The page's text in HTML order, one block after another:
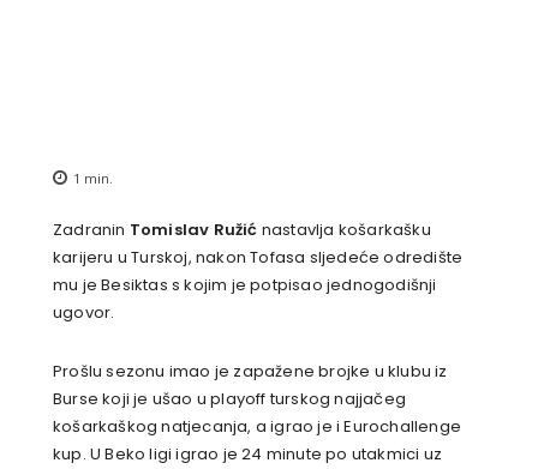
1 min.
Zadranin Tomislav Ružić nastavlja košarkašku
karijeru u Turskoj, nakon Tofasa sljedeće odredište
mu je Besiktas s kojim je potpisao jednogodišnji
ugovor.
Prošlu sezonu imao je zapažene brojke u klubu iz
Burse koji je ušao u playoff turskog najjačeg
košarkaškog natjecanja, a igrao je i Eurochallenge
kup. U Beko ligi igrao je 24 minute po utakmici uz